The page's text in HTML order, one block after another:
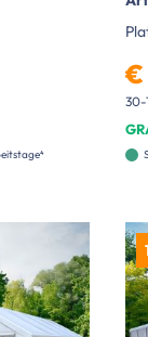
€
30-